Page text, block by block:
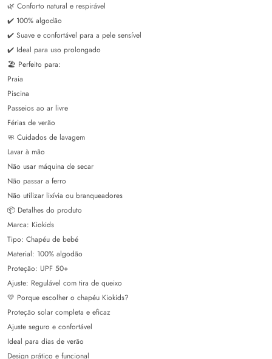
🌿 Conforto natural e respirável
✔️ 100% algodão
✔️ Suave e confortável para a pele sensível
✔️ Ideal para uso prolongado
🏖️ Perfeito para:
Praia
Piscina
Passeios ao ar livre
Férias de verão
🧼 Cuidados de lavagem
Lavar à mão
Não usar máquina de secar
Não passar a ferro
Não utilizar lixívia ou branqueadores
📦 Detalhes do produto
Marca: Kiokids
Tipo: Chapéu de bebé
Material: 100% algodão
Proteção: UPF 50+
Ajuste: Regulável com tira de queixo
💛 Porque escolher o chapéu Kiokids?
Proteção solar completa e eficaz
Ajuste seguro e confortável
Ideal para dias de verão
Design prático e funcional